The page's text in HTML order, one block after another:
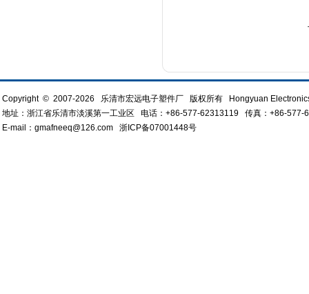
Copyright © 2007-2026 乐清市宏远电子塑件厂 版权所有 Hongyuan
地址：浙江省乐清市淡溪第一工业区 电话：+86-577-62313119 传真：+86-
E-mail：gmafneeq@126.com 浙ICP备07001448号